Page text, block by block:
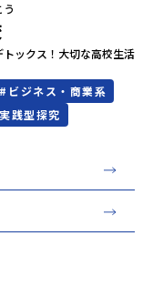
ックス！大切な高校生活
# ビジネス・商業系
践型探究